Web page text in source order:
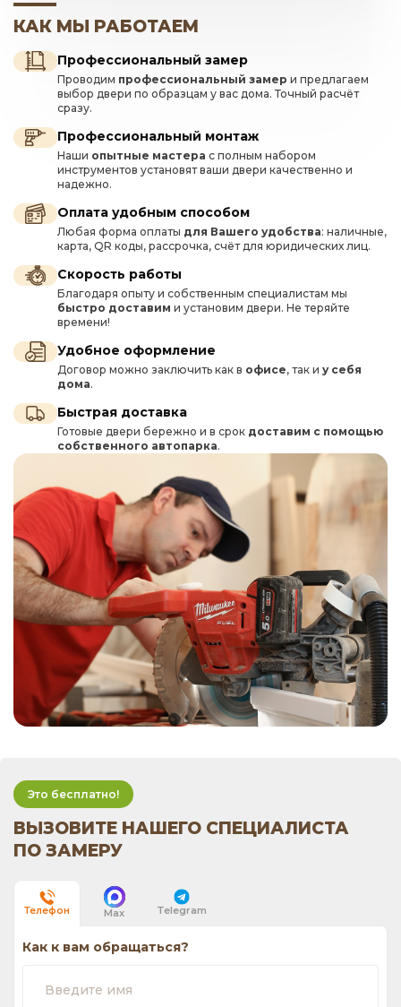
КАК МЫ РАБОТАЕМ
Профессиональный замер
Проводим профессиональный замер и предлагаем
выбор двери по образцам у вас дома. Точный расчёт
сразу.
Профессиональный монтаж
Наши опытные мастера с полным набором
инструментов установят ваши двери качественно и
надежно.
Оплата удобным способом
Любая форма оплаты для Вашего удобства: наличные,
карта, QR коды, рассрочка, счёт для юридических лиц.
Скорость работы
Благодаря опыту и собственным специалистам мы
быстро доставим и установим двери. Не теряйте
времени!
Удобное оформление
Договор можно заключить как в офисе, так и у себя
дома.
Быстрая доставка
Готовые двери бережно и в срок доставим с помощью
собственного автопарка.
Это бесплатно!
ВЫЗОВИТЕ НАШЕГО СПЕЦИАЛИСТА
ПО ЗАМЕРУ
Телефон Max Telegram
Как к вам обращаться?